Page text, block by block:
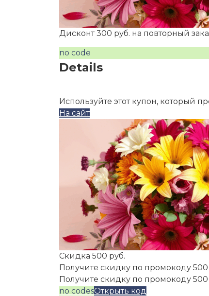
Дисконт 300 руб. на повторный
no code
Details
Используйте этот купон, который
На сайт
Скидка 500 руб.
Получите скидку по промокоду
Получите скидку по промокоду
no codesОткрыть код